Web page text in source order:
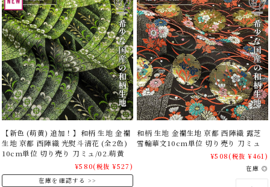
【新色 (萌黄) 追加！】和柄 生地 金襴
生地 京都 西陣織 光熨斗清花 (全2色)
10cm単位 切り売り 刀ミュ/02.萌黄
¥580(税抜 ¥527)
在庫を確認する
和柄 生地 金襴生地 京都 西陣織 露芝
雪輪華文10cm単位 切り売り 刀ミュ
¥508(税抜 ¥461)
在庫 ◎